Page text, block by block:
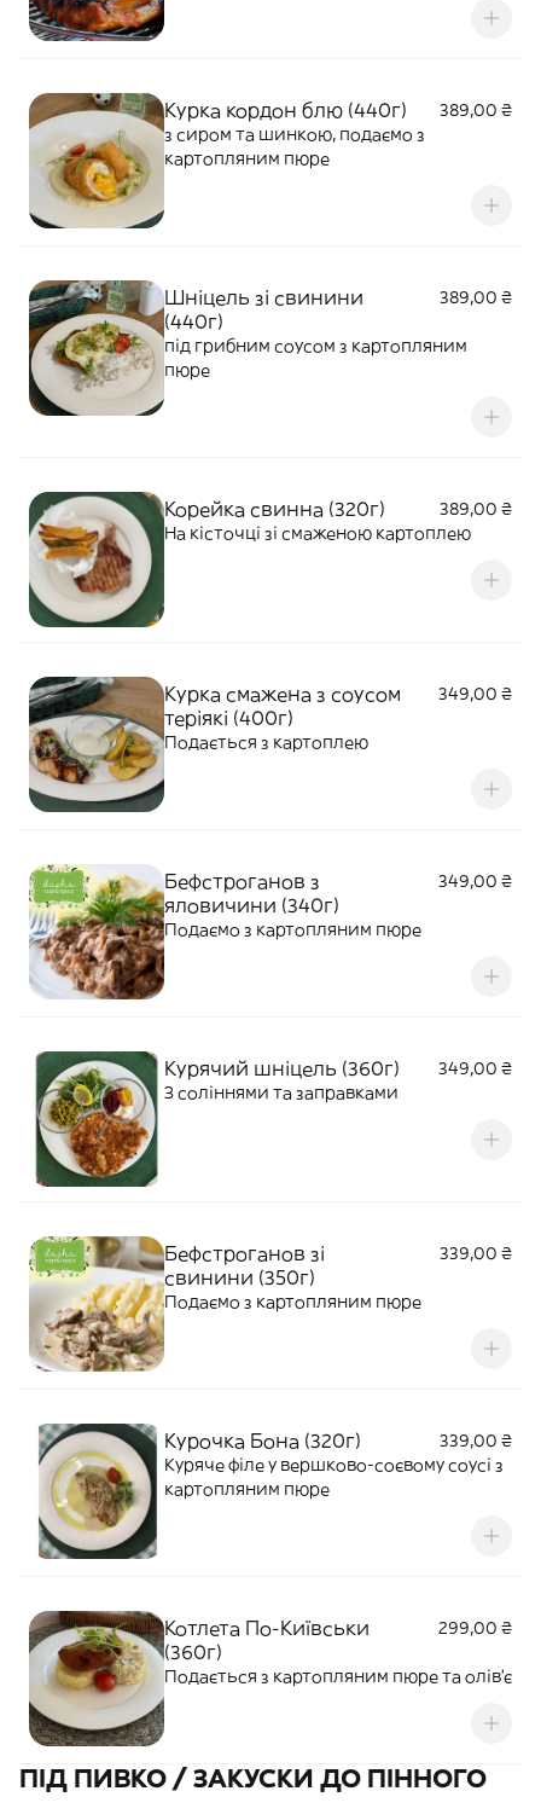
Курка кордон блю (440г)
389,00 ₴
з сиром та шинкою, подаємо з
картопляним пюре
Шніцель зі свинини
(440г)
389,00 ₴
під грибним соусом з картопляним
пюре
Корейка свинна (320г)
389,00 ₴
На кісточці зі смаженою картоплею
Курка смажена з соусом
теріякі (400г)
349,00 ₴
Подається з картоплею
Бефстроганов з
яловичини (340г)
349,00 ₴
Подаємо з картопляним пюре
Курячий шніцель (360г)
349,00 ₴
З соліннями та заправками
Бефстроганов зі
свинини (350г)
339,00 ₴
Подаємо з картопляним пюре
Курочка Бона (320г)
339,00 ₴
Куряче філе у вершково-соєвому соусі з
картопляним пюре
Котлета По-Київськи
(360г)
299,00 ₴
Подається з картопляним пюре та олів'є
ПІД ПИВКО / ЗАКУСКИ ДО ПІННОГО